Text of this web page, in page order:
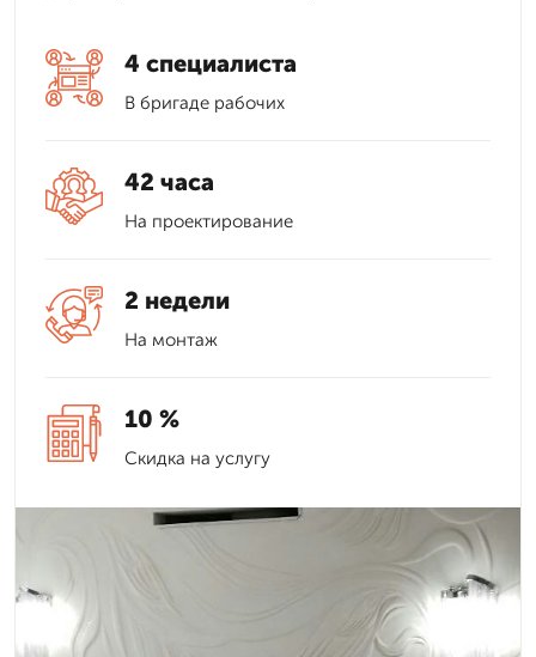
4 специалиста
В бригаде рабочих
42 часа
На проектирование
2 недели
На монтаж
10 %
Скидка на услугу